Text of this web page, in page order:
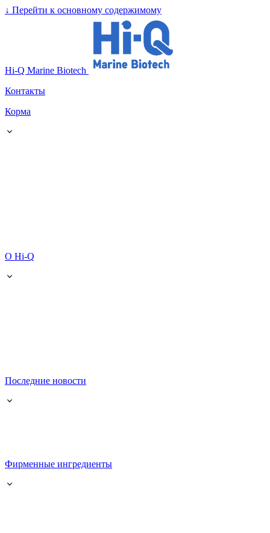
↓ Перейти к основному содержимому
Hi-Q Marine Biotech
Контакты
Корма
О Hi-Q
Последние новости
Фирменные ингредиенты